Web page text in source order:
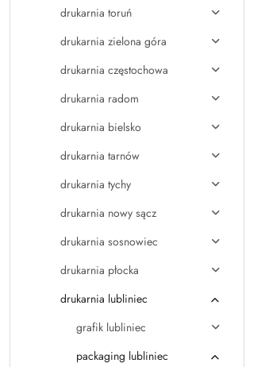
drukarnia toruń
drukarnia zielona góra
drukarnia częstochowa
drukarnia radom
drukarnia bielsko
drukarnia tarnów
drukarnia tychy
drukarnia nowy sącz
drukarnia sosnowiec
drukarnia płocka
drukarnia lubliniec
grafik lubliniec
packaging lubliniec